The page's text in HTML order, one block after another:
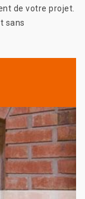
de votre projet.
sans